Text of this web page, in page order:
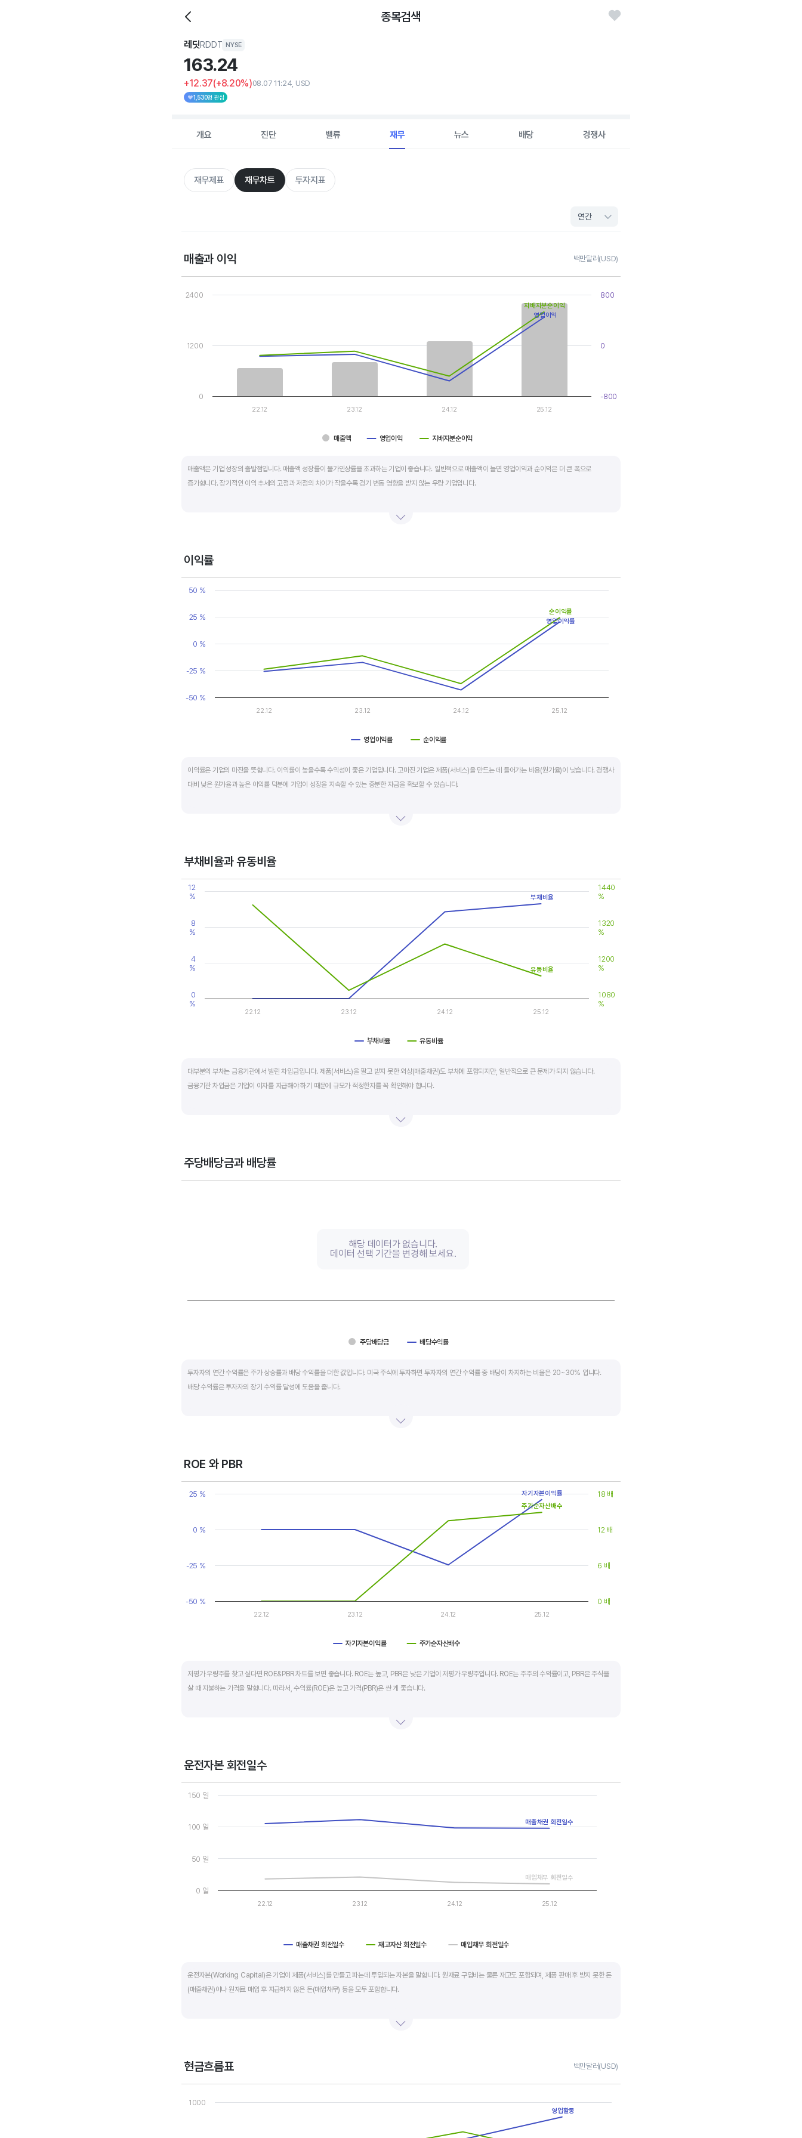
종목검색
레딧RDDT NYSE
163.24
+12.37(+8.20%)08.07 11:24, USD
1,530명 관심
개요 진단 밸류 재무 뉴스 배당 경쟁사
재무제표 재무차트 투자지표
매출과 이익 백만달러(USD)
Chart
View as data table, Chart
매출액 영업이익 지배지분순이익
22.12 23.12 24.12 25.12
0
1200
2400
-800
0
800
영업이익
지배지분순이익
매출액은 기업 성장의 출발점입니다. 매출액 성장률이 물가인상률을 초과하는 기업이 좋습니다. 일반적으로 매출액이 늘면 영업이익과 순이익은 더 큰 폭으로
증가합니다. 장기적인 이익 추세의 고점과 저점의 차이가 작을수록 경기 변동 영향을 받지 않는 우량 기업입니다.
매출액, 영업이익, 순이익 모두 우상향 하는 기업은 주가도 꾸준히 상승합니다. 주가 상승의 출발점이 꾸준한 매출액 증가에서 시작한다는 점을 기억해야 합니다.
이익률
Chart
Line chart with 2 lines.
The chart has 1 X axis displaying categories.
The chart has 1 Y axis displaying values. Data ranges from -43.11 to 24.1.
영업이익률 순이익률
22.12 23.12 24.12 25.12
-50 %
-25 %
0 %
25 %
50 %
영업이익률
순이익률
이익률은 기업의 마진을 뜻합니다. 이익률이 높을수록 수익성이 좋은 기업입니다. 고마진 기업은 제품(서비스)을 만드는 데 들어가는 비용(원가율)이 낮습니다. 경쟁사
대비 낮은 원가율과 높은 이익률 덕분에 기업이 성장을 지속할 수 있는 충분한 자금을 확보할 수 있습니다.
부채비율과 유동비율
Chart
Line chart with 2 lines.
View as data table, Chart
The chart has 1 X axis displaying categories.
The chart has 2 Y axes displaying values, and values.
부채비율 유동비율
22.12 23.12 24.12 25.12
0
%
4
%
8
%
12
%
1080
%
1200
%
1320
%
1440
%
부채비율
유동비율
대부분의 부채는 금융기관에서 빌린 차입금입니다. 제품(서비스)을 팔고 받지 못한 외상(매출채권)도 부채에 포함되지만, 일반적으로 큰 문제가 되지 않습니다.
금융기관 차입금은 기업이 이자를 지급해야 하기 때문에 규모가 적정한지를 꼭 확인해야 합니다.
주당배당금과 배당률
Chart
주당배당금 배당수익률
해당 데이터가 없습니다.
데이터 선택 기간을 변경해 보세요.
투자자의 연간 수익률은 주가 상승률과 배당 수익률을 더한 값입니다. 미국 주식에 투자하면 투자자의 연간 수익률 중 배당이 차지하는 비율은 20~30% 입니다.
배당 수익률은 투자자의 장기 수익률 달성에 도움을 줍니다.
매력이 있는 기업이고 배당수익률은 높을수록 좋습니다.
ROE 와 PBR
Chart
Line chart with 2 lines.
The chart has 2 Y axes displaying values, and values.
자기자본이익률 주가순자산배수
22.12 23.12 24.12 25.12
-50 %
-25 %
0 %
25 %
0 배
6 배
12 배
18 배
자기자본이익률
주가순자산배수
저평가 우량주를 찾고 싶다면 ROE&PBR 차트를 보면 좋습니다. ROE는 높고, PBR은 낮은 기업이 저평가 우량주입니다. ROE는 주주의 수익률이고, PBR은 주식을
살 때 지불하는 가격을 말합니다. 따라서, 수익률(ROE)은 높고 가격(PBR)은 싼 게 좋습니다.
ROE는 자기자본이익률이라고 하며 (순이익/자본총계)*100% 로 계산합니다. PBR은 주가순자산배수라고 하며 (시가총액/자본총계)로 계산합니다. 동종 산업 내
운전자본 회전일수
Chart
Line chart with 3 lines.
The chart has 1 X axis displaying categories.
The chart has 2 Y axes displaying values, and values.
매출채권 회전일수 재고자산 회전일수 매입채무 회전일수
22.12 23.12 24.12 25.12
0 일
50 일
100 일
150 일
매출채권 회전일수
매입채무 회전일수
운전자본(Working Capital)은 기업이 제품(서비스)를 만들고 파는데 투입되는 자본을 말합니다. 원재료 구입비는 물론 재고도 포함되며, 제품 판매 후 받지 못한 돈
(매출채권)이나 원재료 매입 후 지급하지 않은 돈(매입채무) 등을 모두 포함합니다.
운전자본 회전일수는 낮을 수록 좋습니다. 운전자본 회전일수가 낮으면 회사의 현금 회전이 빠릅니다. 현금 → 원재료 → 제품 → 매출채권 → 현금으로 회수되는
운전자본 회전일수는 매출채권 회전일수 + 재고자산 회전일수 - 매입채무 회전일수로 계산합니다. 매출채권 회전일수는 제품 판매 후 거래처로부터 현금으로
회수하는데 걸리는 일수를 말하며 낮을수록 좋습니다. 재고자산 회전일수는 원재료를 매입해 생산, 판매할 때까지 걸리는 일수를 말하며 낮을수록 좋습니다. 매입채무
회전일수는 원재료 매입 후 거래처에 대금을 지급할때까지 걸리는 일수를 말하며 높을수록 기업에는 좋지만, 거래처에는 대금을 늦게 지급한다는 의미라 상생이란
현금흐름표 백만달러(USD)
Chart
View as data table, Chart
The chart has 1 Y axis displaying values. Data ranges from -804.183 to 690.875.
1000
영업활동